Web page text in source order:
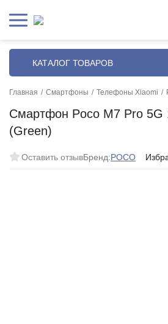
КАТАЛОГ ТОВАРОВ
Главная / Смартфоны / Телефоны Xiaomi /
Смартфон Poco M7 Pro 5G
(Green)
Оставить отзывБренд:POCO